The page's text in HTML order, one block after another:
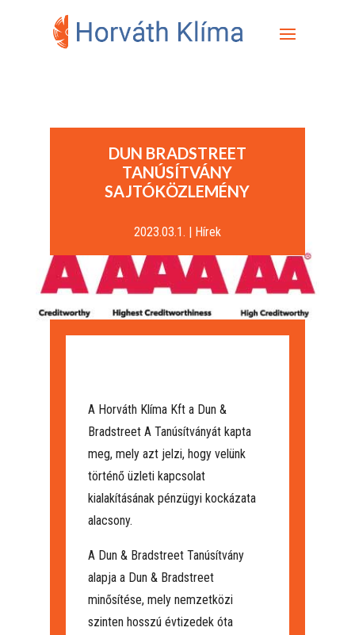
DUN BRADSTREET
TANÚSÍTVÁNY
SAJTÓKÖZLEMÉNY
2023.03.1. | Hírek
A Horváth Klíma Kft a Dun &
Bradstreet A Tanúsítványát kapta
meg, mely azt jelzi, hogy velünk
történő üzleti kapcsolat
kialakításának pénzügyi kockázata
alacsony.
A Dun & Bradstreet Tanúsítvány
alapja a Dun & Bradstreet
minősítése, mely nemzetközi
szinten hosszú évtizedek óta